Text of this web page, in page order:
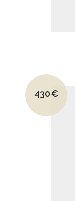
Le prix
430€
Le prix